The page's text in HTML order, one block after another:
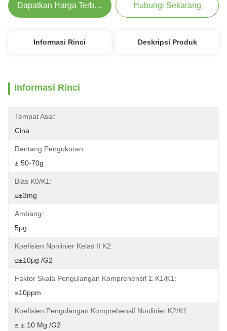
Dapatkan Harga Terbaik Hubungi Sekarang
Informasi Rinci Deskripsi Produk
Informasi Rinci
Tempat Asal:
Cina
Rentang Pengukuran:
± 50-70g
Bias K0/K1:
≤±3mg
Ambang:
5μg
Koefisien Nonlinier Kelas II K2:
≤±10μg /g2
Faktor Skala Pengulangan Komprehensif Σ K1/K1:
≤10ppm
Koefisien Pengulangan Komprehensif Nonlinier K2/K1:
≤ ± 10 Μg /g2